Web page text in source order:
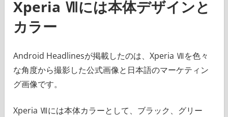
Xperia Ⅶには本体デザインと
カラー
Android Headlinesが掲載したのは、Xperia Ⅶを色々
な角度から撮影した公式画像と日本語のマーケティン
グ画像です。
Xperia Ⅶには本体カラーとして、ブラック、グリー